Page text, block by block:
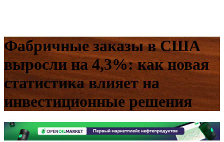
Фабричные заказы в США
выросли на 4,3%: как новая
статистика влияет на
инвестиционные решения